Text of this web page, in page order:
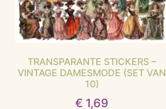
TRANSPARANTE STICKERS –
VINTAGE DAMESMODE (SET VAN
10)
€ 1,69